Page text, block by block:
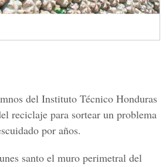
del Instituto Técnico Honduras
reciclaje para sortear un problema
por años.
santo el muro perimetral del